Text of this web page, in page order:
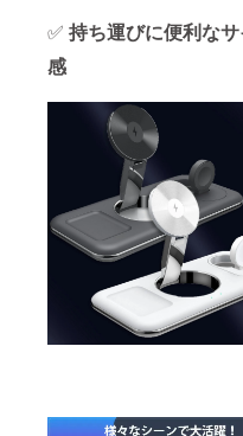
✅ 持ち運びに便利な
感